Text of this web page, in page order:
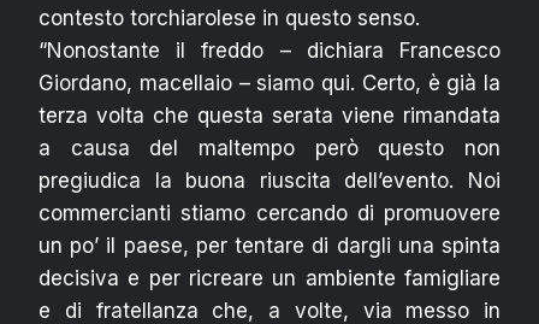
contesto torchiarolese in questo senso.
“Nonostante il freddo – dichiara Francesco
Giordano, macellaio – siamo qui. Certo, è già la
terza volta che questa serata viene rimandata
a causa del maltempo però questo non
pregiudica la buona riuscita dell’evento. Noi
commercianti stiamo cercando di promuovere
un po’ il paese, per tentare di dargli una spinta
decisiva e per ricreare un ambiente famigliare
e di fratellanza che, a volte, via messo in